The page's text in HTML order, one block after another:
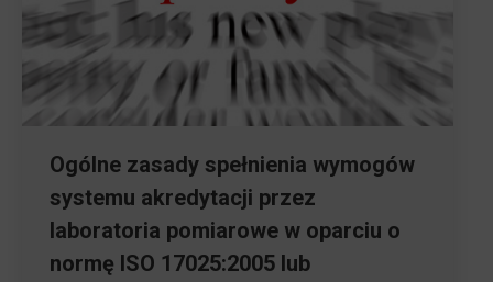
Ogólne zasady spełnienia wymogów
systemu akredytacji przez
laboratoria pomiarowe w oparciu o
normę ISO 17025:2005 lub